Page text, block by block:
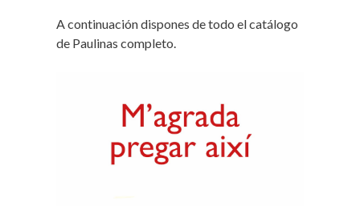
A continuación dispones de todo el catálogo
de Paulinas completo.